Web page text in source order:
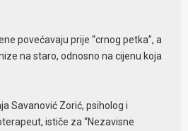
povećavaju prije “crnog petka”, a
na staro, odnosno na cijenu koja
Savanović Zorić, psiholog i
ističe za “Nezavisne